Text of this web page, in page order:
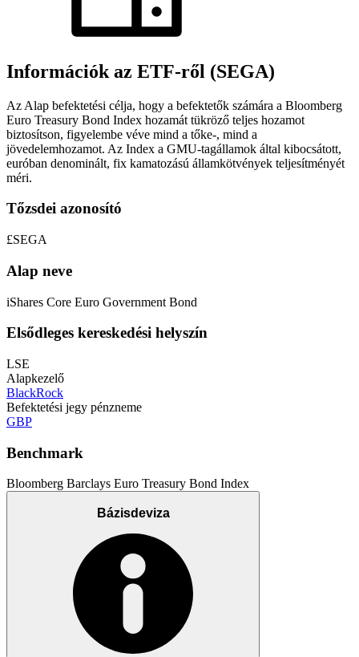
Információk az ETF-ről (SEGA)
Az Alap befektetési célja, hogy a befektetők számára a Bloomberg
Euro Treasury Bond Index hozamát tükröző teljes hozamot
biztosítson, figyelembe véve mind a tőke-, mind a
jövedelemhozamot. Az Index a GMU-tagállamok által kibocsátott,
euróban denominált, fix kamatozású államkötvények teljesítményét
méri.
Tőzsdei azonosító
£SEGA
Alap neve
iShares Core Euro Government Bond
Elsődleges kereskedési helyszín
LSE
Alapkezelő
BlackRock
Befektetési jegy pénzneme
GBP
Benchmark
Bloomberg Barclays Euro Treasury Bond Index
Bázisdeviza